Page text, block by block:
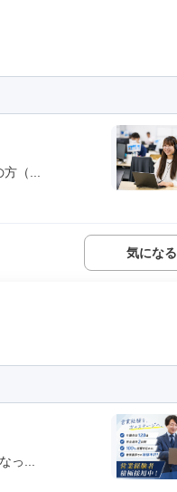
（...
気になる
っ...